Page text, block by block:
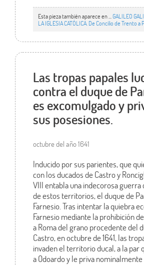
Esta pieza también aparece en ... GALILEO
LA IGLESIA CATÓLICA. De Concilio de Trento a
Las tropas papales
contra el duque de
es excomulgado y
sus posesiones.
octubre del año 1641
Inducido por sus parientes, que
con los ducados de Castro y
VIII entabla una indecorosa
de estos territorios, el duque de
Farnesio. Tras intentar la quiebra
Farnesio mediante la prohibición
a Roma del grano procedente del
Castro, en octubre de 1641, las
invaden el territorio ducal, a la par
a Odoardo y le priva